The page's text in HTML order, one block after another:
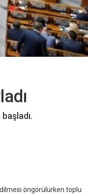
öngörülürken toplu